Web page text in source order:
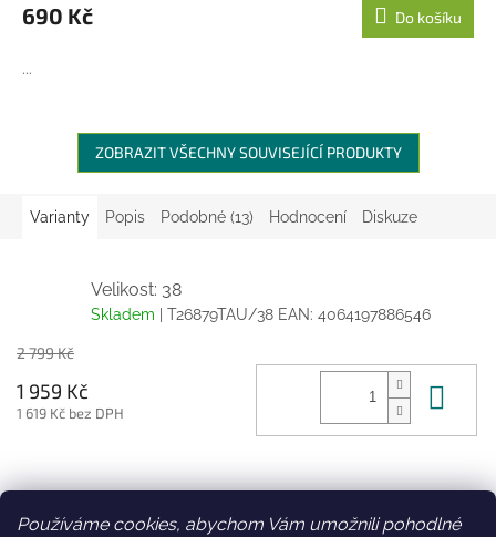
Používáme cookies, abychom Vám umožnili pohodlné
690 Kč Do košíku
...
ZOBRAZIT VŠECHNY SOUVISEJÍCÍ PRODUKTY
Varianty Popis Podobné (13) Hodnocení Diskuze
Velikost: 38
Skladem | T26879TAU/38 EAN: 4064197886546
2 799 Kč
1 959 Kč
1 619 Kč bez DPH
Z
Facebook Věrnostní slevy